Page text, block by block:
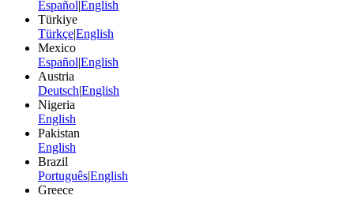
Español|English
Türkiye
Türkçe|English
Mexico
Español|English
Austria
Deutsch|English
Nigeria
English
Pakistan
English
Brazil
Português|English
Greece